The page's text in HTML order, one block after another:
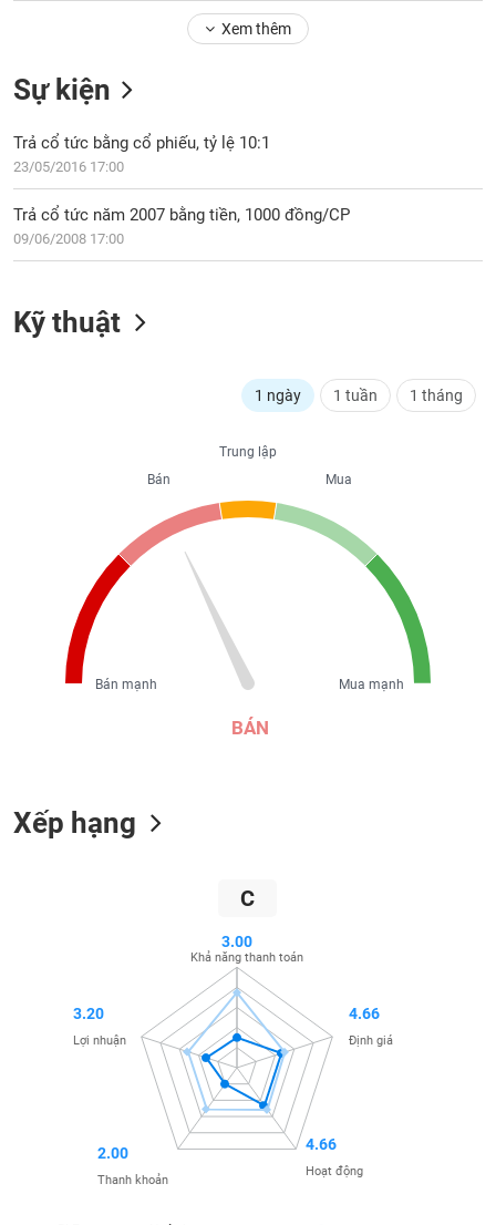
dịch
chính
Phân
kỹ
thuật
doanh
trường
Xem thêm
Sự kiện
Trả cổ tức bằng cổ phiếu, tỷ lệ 10:1
23/05/2016 17:00
Trả cổ tức năm 2007 bằng tiền, 1000 đồng/CP
09/06/2008 17:00
Kỹ thuật
1 ngày 1 tuần 1 tháng
BÁN
Trung lập
Mua
Mua mạnh
Bán
Bán mạnh
Xếp hạng
C
3.00
Khả năng thanh toán
4.66
Định giá
4.66
Hoạt động
2.00
Thanh khoản
3.20
Lợi nhuận
NĂNG
VẬT
LIỆU
DÙNG
KHÔNG
THIẾT
YẾU
DÙNG
THIẾT
KHỎE